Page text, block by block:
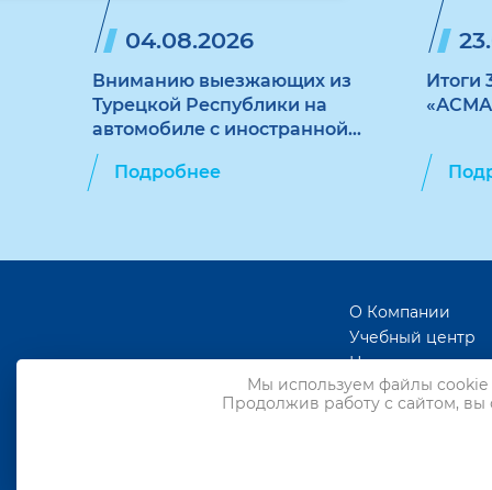
04.08.2026
Вниманию выезжающих из
Турецкой Республики на
автомобиле с иностранной
регистрацией
Подробнее
Итоги
О Компании
Учебный центр
Новости
Статьи
Реклама
Мы используем файлы cookie
Продолжив работу с сайтом, вы